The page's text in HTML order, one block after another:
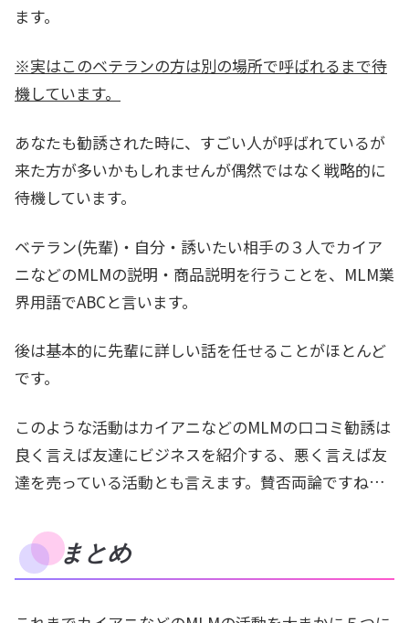
ます。
※実はこのベテランの方は別の場所で呼ばれるまで待
機しています。
あなたも勧誘された時に、すごい人が呼ばれているが
来た方が多いかもしれませんが偶然ではなく戦略的に
待機しています。
ベテラン(先輩)・自分・誘いたい相手の３人でカイア
ニなどのMLMの説明・商品説明を行うことを、MLM業
界用語でABCと言います。
後は基本的に先輩に詳しい話を任せることがほとんど
です。
このような活動はカイアニなどのMLMの口コミ勧誘は
良く言えば友達にビジネスを紹介する、悪く言えば友
達を売っている活動とも言えます。賛否両論ですね…
まとめ